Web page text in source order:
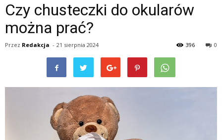
Czy chusteczki do okularów
można prać?
Przez Redakcja - 21 sierpnia 2024 0
396